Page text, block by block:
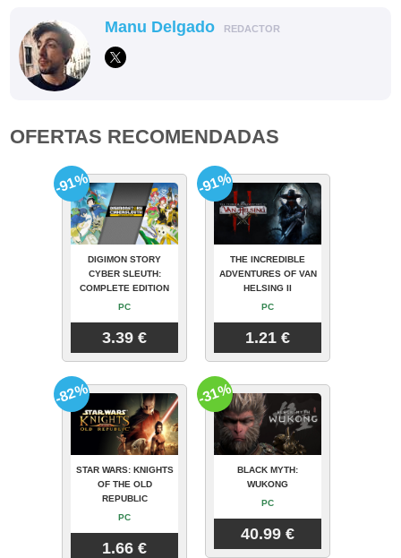
Manu Delgado REDACTOR
OFERTAS RECOMENDADAS
DIGIMON STORY
CYBER SLEUTH:
COMPLETE EDITION
PC
3.39 €
-91%
THE INCREDIBLE
ADVENTURES OF VAN
HELSING II
PC
1.21 €
-91%
STAR WARS: KNIGHTS
OF THE OLD
REPUBLIC
PC
1.66 €
-82%
BLACK MYTH:
WUKONG
PC
40.99 €
-31%